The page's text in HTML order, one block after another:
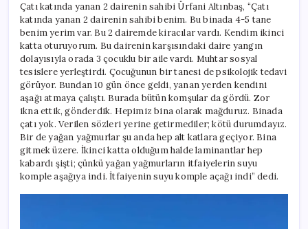
Çatı katında yanan 2 dairenin sahibi Ürfani Altınbaş, “Çatı
katında yanan 2 dairenin sahibi benim. Bu binada 4-5 tane
benim yerim var. Bu 2 dairemde kiracılar vardı. Kendim ikinci
katta oturuyorum. Bu dairenin karşısındaki daire yangın
dolayısıyla orada 3 çocuklu bir aile vardı. Muhtar sosyal
tesislere yerleştirdi. Çocuğunun bir tanesi de psikolojik tedavi
görüyor. Bundan 10 gün önce geldi, yanan yerden kendini
aşağı atmaya çalıştı. Burada bütün komşular da gördü. Zor
ikna ettik, gönderdik. Hepimiz bina olarak mağduruz. Binada
çatı yok. Verilen sözleri yerine getirmediler; kötü durumdayız.
Bir de yağan yağmurlar şu anda hep alt katlara geçiyor. Bina
gitmek üzere. İkinci katta olduğum halde laminantlar hep
kabardı şişti; çünkü yağan yağmurların itfaiyelerin suyu
komple aşağıya indi. İtfaiyenin suyu komple açağı indi” dedi.